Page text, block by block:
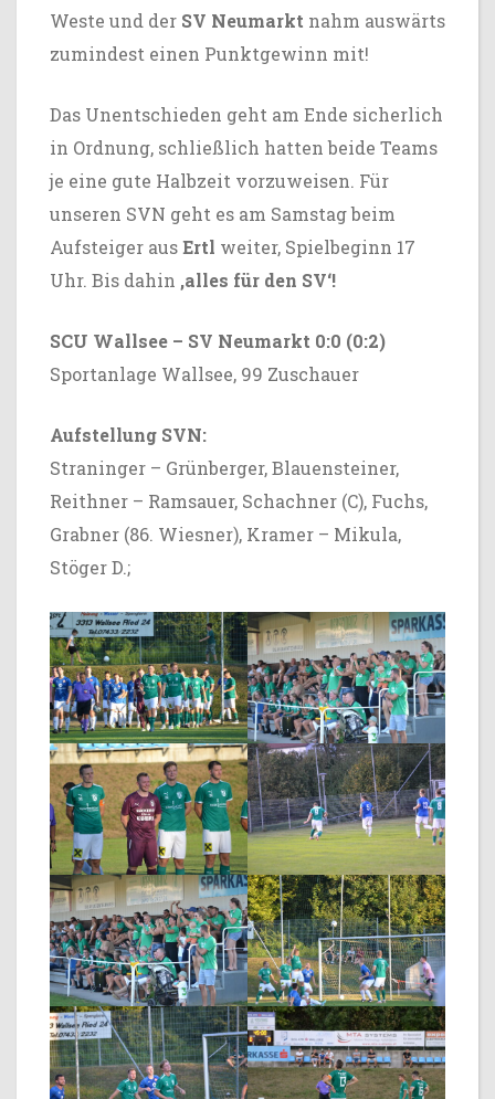
Weste und der SV Neumarkt nahm auswärts
zumindest einen Punktgewinn mit!
Das Unentschieden geht am Ende sicherlich
in Ordnung, schließlich hatten beide Teams
je eine gute Halbzeit vorzuweisen. Für
unseren SVN geht es am Samstag beim
Aufsteiger ausErtl weiter, Spielbeginn 17
Uhr. Bis dahin ,alles für den SV‘!
SCU Wallsee – SV Neumarkt 0:0 (0:2)
Sportanlage Wallsee, 99 Zuschauer
Aufstellung SVN:
Straninger – Grünberger, Blauensteiner,
Reithner – Ramsauer, Schachner (C), Fuchs,
Grabner (86. Wiesner), Kramer – Mikula,
Stöger D.;